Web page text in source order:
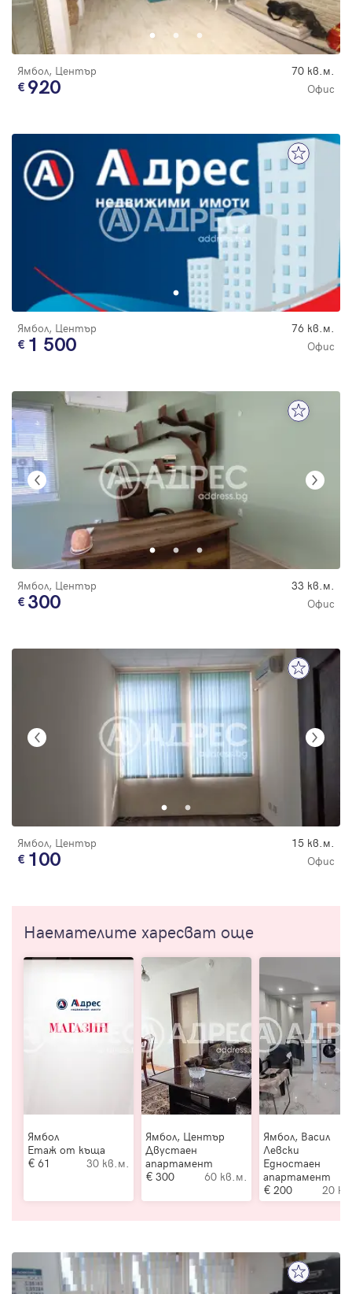
Ямбол, Център 70 кв.м.
920 Офис
Ямбол, Център 76 кв.м.
1 500 Офис
Ямбол, Център 33 кв.м.
300 Офис
Ямбол, Център 15 кв.м.
100 Офис
Наемателите харесват още
Ямбол
Етаж от къща
61
30 кв.м.
Ямбол, Център
Двустаен
апартамент
300
60 кв.м.
Ямбол, Васил
Левски
Едностаен
апартамент
200
20
Парола
Забравена парола
Регистрация